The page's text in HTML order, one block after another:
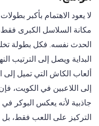
لا يعود الاهتمام بأكبر
مكانة السلاسل الكبرى فقط،
الحدث نفسه. فكل بطولة
البداية ويصل إلى الترتيب
ألعاب الكاش التي تميل إلى
إلى اللاعبين في الكويت،
جاذبية لأنه يعكس البوكر
التركيز على اللعب فقط،